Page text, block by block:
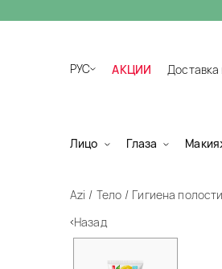
РУС АКЦИИ Доставка
Лицо Глаза
Azi Тело Гигиена
Назад